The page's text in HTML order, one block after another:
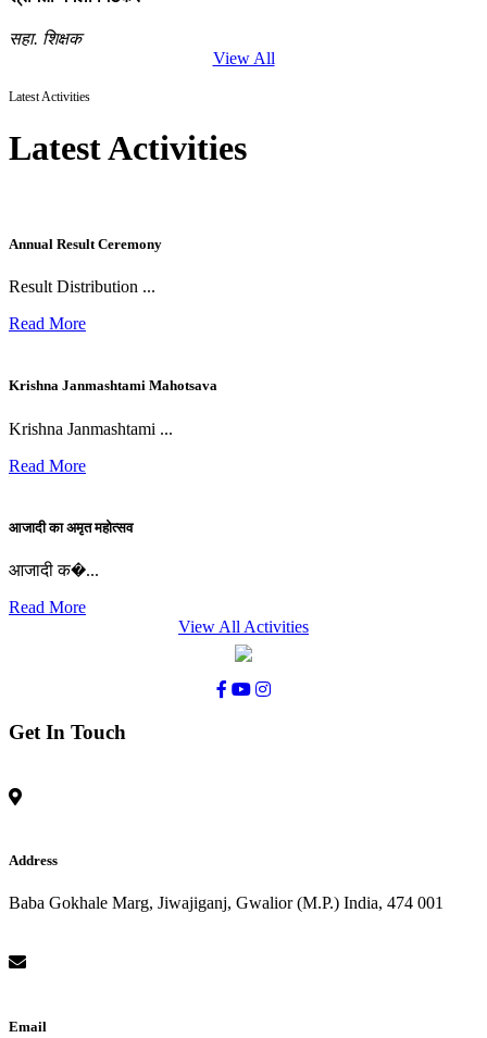
सहा. शिक्षक
View All
Latest Activities
Latest Activities
Annual Result Ceremony
Result Distribution ...
Read More
Krishna Janmashtami Mahotsava
Krishna Janmashtami ...
Read More
आजादी का अमृत महोत्सव
आजादी क�...
Read More
View All Activities
Get In Touch
Address
Baba Gokhale Marg, Jiwajiganj, Gwalior (M.P.) India, 474 001
Email